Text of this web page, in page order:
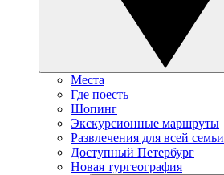
Места
Где поесть
Шопинг
Экскурсионные маршруты
Развлечения для всей семьи
Доступный Петербург
Новая тургеография